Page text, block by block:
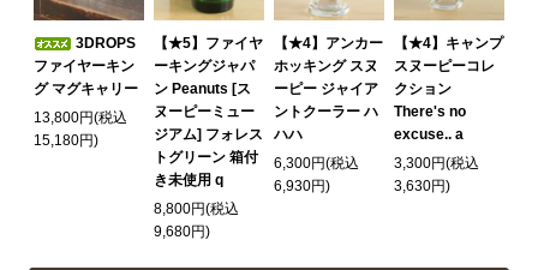
3DROPS
ファイヤーキン
グ マグキャリー
13,800円(税込
15,180円)
【★5】ファイヤ
ーキングジャパ
ン Peanuts [ス
ヌーピーミュー
ジアム] フォレス
トグリーン 箱付
き未使用 q
8,800円(税込
9,680円)
【★4】アンカー
ホッキング スヌ
ーピー ジャイア
ントクーラー ハ
ハハ
6,300円(税込
6,930円)
【★4】キャンプ
スヌーピーコレ
クション
There's no
excuse.. a
3,300円(税込
3,630円)